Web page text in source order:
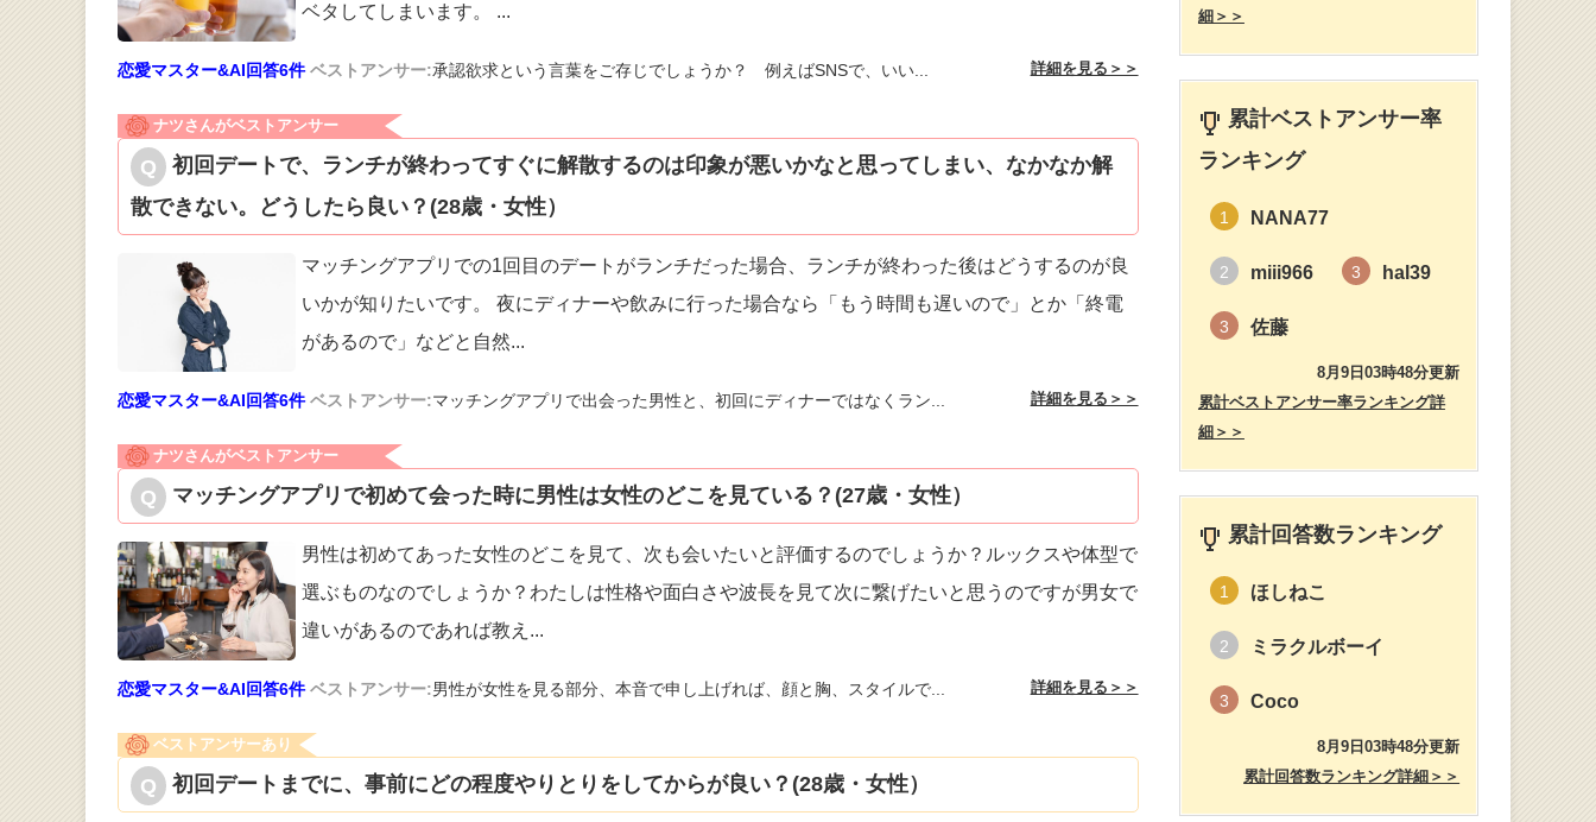
ベタしてしまいます。 ...
恋愛マスター&AI回答6件 ベストアンサー:承認欲求という言葉をご存じでしょうか？ 例えばSNSで、いい... 詳細を見る＞＞
ナツさんがベストアンサー
初回デートで、ランチが終わってすぐに解散するのは印象が悪いかなと思ってしまい、なかなか解
散できない。どうしたら良い？(28歳・女性）
マッチングアプリでの1回目のデートがランチだった場合、ランチが終わった後はどうするのが良
いかが知りたいです。 夜にディナーや飲みに行った場合なら「もう時間も遅いので」とか「終電
があるので」などと自然...
恋愛マスター&AI回答6件 ベストアンサー:マッチングアプリで出会った男性と、初回にディナーではなくラン... 詳細を見る＞＞
ナツさんがベストアンサー
マッチングアプリで初めて会った時に男性は女性のどこを見ている？(27歳・女性）
男性は初めてあった女性のどこを見て、次も会いたいと評価するのでしょうか？ルックスや体型で
選ぶものなのでしょうか？わたしは性格や面白さや波長を見て次に繋げたいと思うのですが男女で
違いがあるのであれば教え ...
恋愛マスター&AI回答6件 ベストアンサー:男性が女性を見る部分、本音で申し上げれば、顔と胸、スタイルで... 詳細を見る＞＞
ベストアンサーあり
初回デートまでに、事前にどの程度やりとりをしてからが良い？(28歳・女性）
細＞＞
累計ベストアンサー率
ランキング
1 NANA77
2 miii966 3 hal39
3 佐藤
8月9日03時48分更新
累計ベストアンサー率ランキング詳
細＞＞
累計回答数ランキング
1 ほしねこ
2 ミラクルボーイ
3 Coco
8月9日03時48分更新
累計回答数ランキング詳細＞＞